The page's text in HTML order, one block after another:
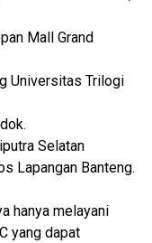
Mall Grand
Universitas Trilogi
Selatan
Lapangan Banteng.
hanya melayani
yang dapat